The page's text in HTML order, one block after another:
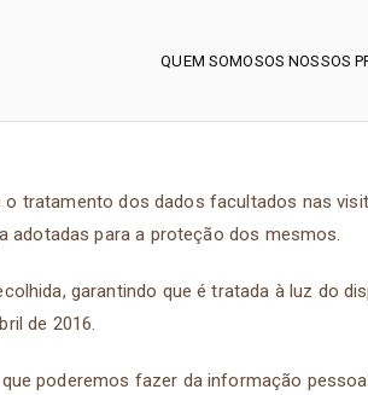
QUEM SOMOSOS NOSSOS
o tratamento dos dados facultados nas
adotadas para a proteção dos mesmos.
garantindo que é tratada à luz do
de 2016.
poderemos fazer da informação